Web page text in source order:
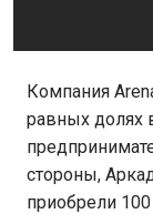
Компания
равных долях
стороны,
приобрели